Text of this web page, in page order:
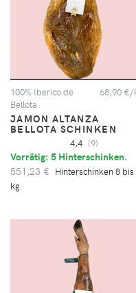
100% Iberico de
Bellota
68,90 €/
JAMON ALTANZA
BELLOTA SCHINKEN
4,4 (9)
Vorrätig: 5 Hinterschinken.
551,23 € Hinterschinken 8 bis
kg